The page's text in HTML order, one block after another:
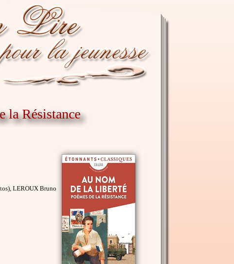
la Résistance
LEROUX Bruno